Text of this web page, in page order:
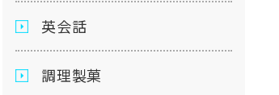
英会話
調理製菓